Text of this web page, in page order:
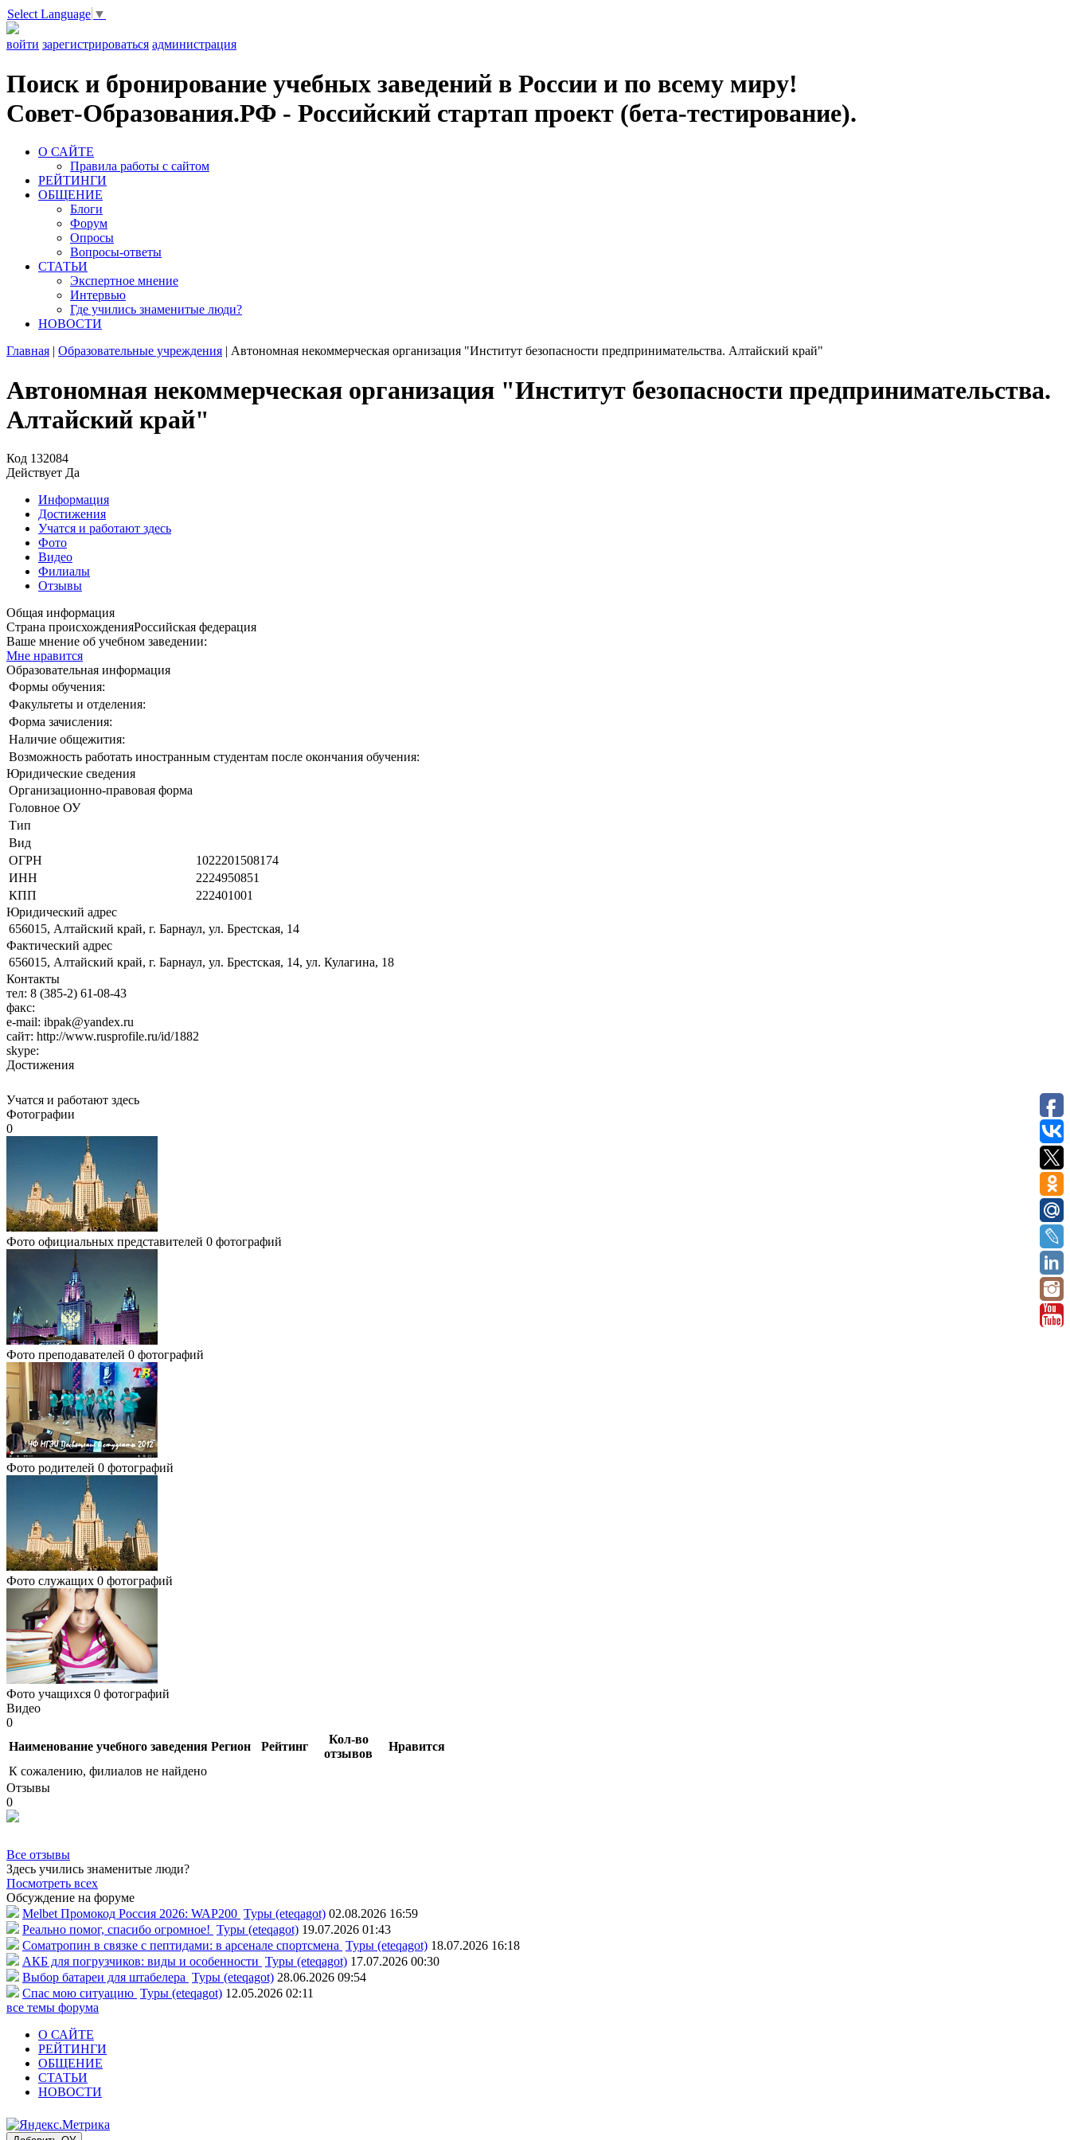
Select Language ▼
войти зарегистрироваться администрация
Поиск и бронирование учебных заведений в России и по всему миру!
Совет-Образования.РФ - Российский стартап проект (бета-тестирование).
О САЙТЕ
Правила работы с сайтом
РЕЙТИНГИ
ОБЩЕНИЕ
Блоги
Форум
Опросы
Вопросы-ответы
СТАТЬИ
Экспертное мнение
Интервью
Где учились знаменитые люди?
НОВОСТИ
Главная | Образовательные учреждения | Автономная некоммерческая организация "Институт безопасности предпринимательства. Алтайский край"
Автономная некоммерческая организация "Институт безопасности предпринимательства.
Алтайский край"
Код 132084
Действует Да
Информация
Достижения
Учатся и работают здесь
Фото
Видео
Филиалы
Отзывы
Общая информация
Страна происхожденияРоссийская федерация
Ваше мнение об учебном заведении:
Мне нравится
Образовательная информация
Формы обучения:
Факультеты и отделения:
Форма зачисления:
Наличие общежития:
Возможность работать иностранным студентам после окончания обучения:
Юридические сведения
Организационно-правовая форма
Головное ОУ
Тип
Вид
ОГРН
1022201508174
ИНН
2224950851
КПП
222401001
Юридический адрес
656015, Алтайский край, г. Барнаул, ул. Брестская, 14
Фактический адрес
656015, Алтайский край, г. Барнаул, ул. Брестская, 14, ул. Кулагина, 18
Контакты
тел: 8 (385-2) 61-08-43
факс:
e-mail: ibpak@yandex.ru
сайт: http://www.rusprofile.ru/id/1882
skype:
Достижения
Учатся и работают здесь
Фотографии
0
Фото официальных представителей 0 фотографий
Фото преподавателей 0 фотографий
Фото родителей 0 фотографий
Фото служащих 0 фотографий
Фото учащихся 0 фотографий
Видео
0
Наименование учебного заведения Регион Рейтинг
Кол-во
отзывов
Нравится
К сожалению, филиалов не найдено
Отзывы
0
Все отзывы
Здесь учились знаменитые люди?
Посмотреть всех
Обсуждение на форуме
Melbet Промокод Россия 2026: WAP200 Туры (eteqagot) 02.08.2026 16:59
Реально помог, спасибо огромное! Туры (eteqagot) 19.07.2026 01:43
Соматропин в связке с пептидами: в арсенале спортсмена Туры (eteqagot) 18.07.2026 16:18
АКБ для погрузчиков: виды и особенности Туры (eteqagot) 17.07.2026 00:30
Выбор батареи для штабелера Туры (eteqagot) 28.06.2026 09:54
Спас мою ситуацию Туры (eteqagot) 12.05.2026 02:11
все темы форума
О САЙТЕ
РЕЙТИНГИ
ОБЩЕНИЕ
СТАТЬИ
НОВОСТИ